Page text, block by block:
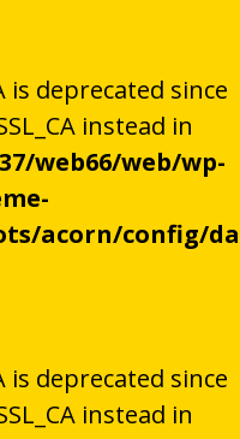
is deprecated since
instead in
web66/web/wp-
acorn/config/
is deprecated since
instead in